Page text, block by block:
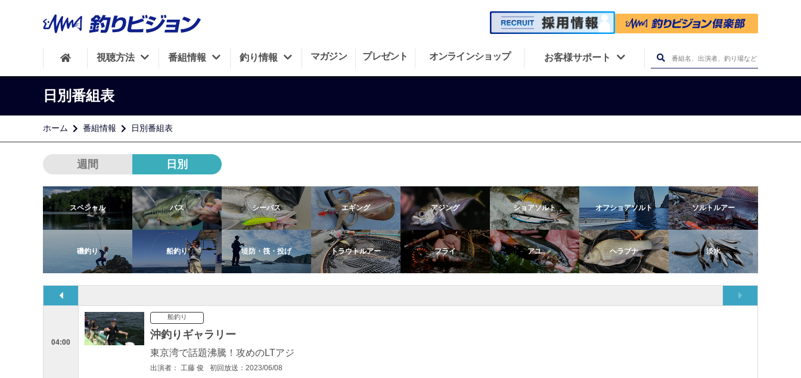
視聴方法 番組情報 釣り情報 マガジン プレゼント オンラインショップ お客様サポート
日別番組表
ホーム 番組情報 日別番組表
週間 日別
スペシャル バス シーバス エギング アジング ショアソルト オフショアソルト ソルトルアー
磯釣り 船釣り 堤防・筏・投げ トラウトルアー フライ アユ ヘラブナ 淡水
04:00
船釣り
沖釣りギャラリー
東京湾で話題沸騰！攻めのLTアジ
出演者： 工藤 俊 初回放送：2023/06/08